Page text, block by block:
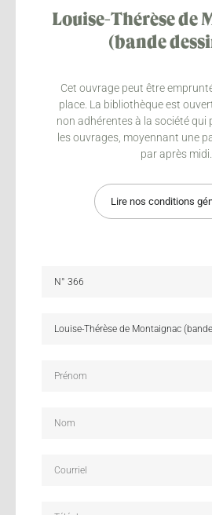
Louise-Thérèse de
(bande
Cet ouvrage peut être
place. La bibliothèque est
non adhérentes à la société qui
les ouvrages, moyennant une
par après midi.
Lire nos conditions